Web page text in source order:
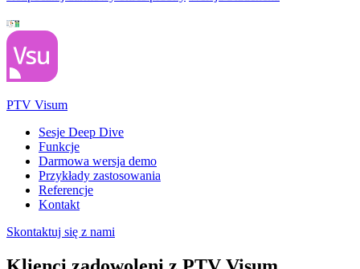
PTV Visum
Sesje Deep Dive
Funkcje
Darmowa wersja demo
Przykłady zastosowania
Referencje
Kontakt
Skontaktuj się z nami